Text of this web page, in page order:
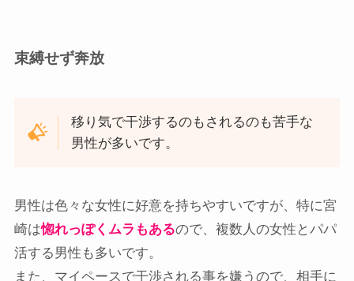
束縛せず奔放
移り気で干渉するのもされるのも苦手な
男性が多いです。
男性は色々な女性に好意を持ちやすいですが、特に宮
崎は惚れっぽくムラもあるので、複数人の女性とパパ
活する男性も多いです。
また、マイペースで干渉される事を嫌うので、相手に